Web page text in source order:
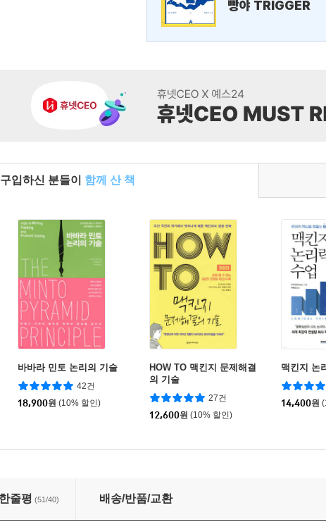
빵야 TRIGGER
입하신 분들이 함께 산 책
바바라 민토 논리의 기술
42건
18,900원 (10% 할인)
HOW TO 맥킨지 문제해결
의 기술
27건
12,600원 (10% 할인)
맥킨지 논
14,400원
줄평 (51/40) 배송/반품/교환